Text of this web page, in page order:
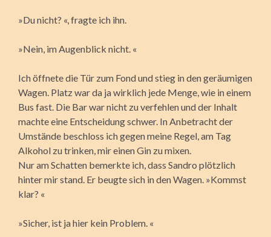
»Du nicht? «, fragte ich ihn.
»Nein, im Augenblick nicht. «
Ich öffnete die Tür zum Fond und stieg in den geräumigen
Wagen. Platz war da ja wirklich jede Menge, wie in einem
Bus fast. Die Bar war nicht zu verfehlen und der Inhalt
machte eine Entscheidung schwer. In Anbetracht der
Umstände beschloss ich gegen meine Regel, am Tag
Alkohol zu trinken, mir einen Gin zu mixen.
Nur am Schatten bemerkte ich, dass Sandro plötzlich
hinter mir stand. Er beugte sich in den Wagen. »Kommst
klar? «
»Sicher, ist ja hier kein Problem. «